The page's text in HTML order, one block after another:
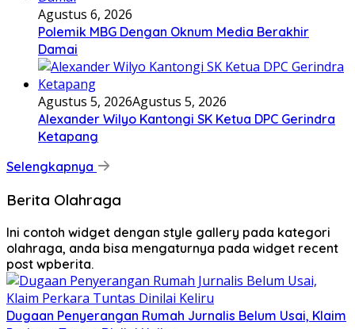
Agustus 6, 2026
Polemik MBG Dengan Oknum Media Berakhir
Damai
Agustus 5, 2026Agustus 5, 2026
Alexander Wilyo Kantongi SK Ketua DPC Gerindra
Ketapang
Selengkapnya
Berita Olahraga
Ini contoh widget dengan style gallery pada kategori
olahraga, anda bisa mengaturnya pada widget recent
post wpberita.
Dugaan Penyerangan Rumah Jurnalis Belum Usai, Klaim